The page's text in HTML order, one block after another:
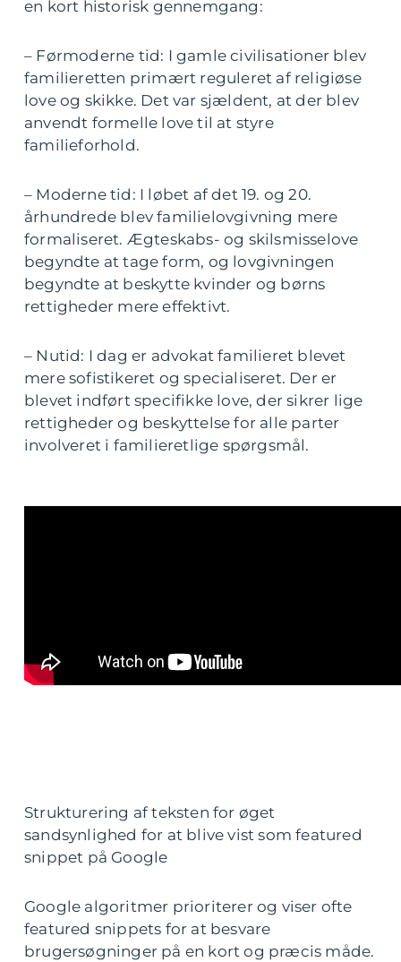
en kort historisk gennemgang:
– Førmoderne tid: I gamle civilisationer blev
familieretten primært reguleret af religiøse
love og skikke. Det var sjældent, at der blev
anvendt formelle love til at styre
familieforhold.
– Moderne tid: I løbet af det 19. og 20.
århundrede blev familielovgivning mere
formaliseret. Ægteskabs- og skilsmisselove
begyndte at tage form, og lovgivningen
begyndte at beskytte kvinder og børns
rettigheder mere effektivt.
– Nutid: I dag er advokat familieret blevet
mere sofistikeret og specialiseret. Der er
blevet indført specifikke love, der sikrer lige
rettigheder og beskyttelse for alle parter
involveret i familieretlige spørgsmål.
Strukturering af teksten for øget
sandsynlighed for at blive vist som featured
snippet på Google
Google algoritmer prioriterer og viser ofte
featured snippets for at besvare
brugersøgninger på en kort og præcis måde.